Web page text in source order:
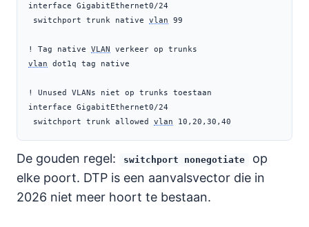
interface GigabitEthernet0/24
switchport trunk native vlan 99
! Tag native VLAN
vlan dot1q tag native
! Unused VLANs niet op trunks toestaan
interface GigabitEthernet0/24
switchport trunk allowed vlan 10,20,30,40
De gouden regel: switchport nonegotiate
op
elke poort. DTP is een aanvalsvector die in
2026 niet meer hoort te bestaan.